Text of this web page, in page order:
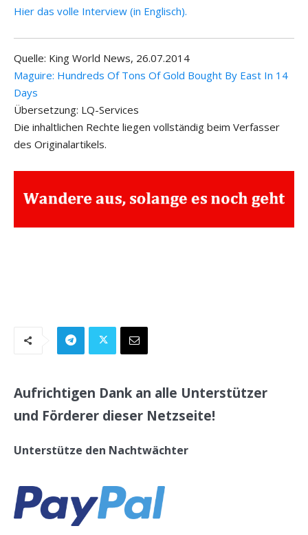
Hier das volle Interview (in Englisch).
Quelle: King World News, 26.07.2014
Maguire: Hundreds Of Tons Of Gold Bought By East In 14
Days
Übersetzung: LQ-Services
Die inhaltlichen Rechte liegen vollständig beim Verfasser
des Originalartikels.
Aufrichtigen Dank an alle Unterstützer
und Förderer dieser Netzseite!
Unterstütze den Nachtwächter